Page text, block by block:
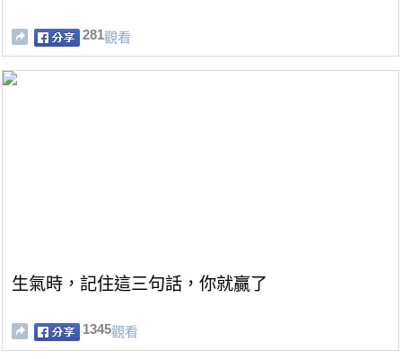
281觀看
生氣時，記住這三句話，你就贏了
1345觀看